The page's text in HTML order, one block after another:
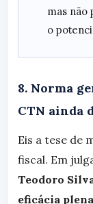
mas não
o
8. Norma
CTN ainda
Eis a tese de
fiscal. Em
Teodoro
eficácia plena